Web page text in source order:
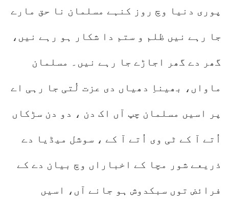
پوری دنیا وچ روز کنہے مسلمان نا حق مارے
جا رہے نیں ظلم و ستم دا شکار ہو رہے نیں،
گھر دے گھر اجاڑے جا رہے نیں۔ مسلمان
ماواں، بھیناِ دھیاں دی عزت لُتی جا رہی اے
پر اسیں مسلمان چپ آں اک دن ، دو دن سڑکاں
اُتے آ کے ٹی وی اُتے آ کے ، سوشل میڈیا دے
ذریعے شور مچا کے اخباراں وچ بیان دے کے
فرائض توں سبکدوش ہو جانے آں، اسیں